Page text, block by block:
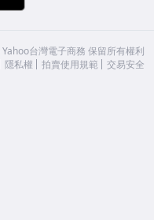
Yahoo台灣電子商務 保留所有權利
隱私權 拍賣使用規範 交易安全